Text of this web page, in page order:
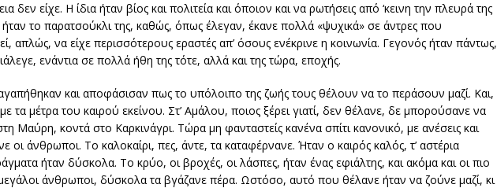
είχε. Η ίδια ήταν βίος και πολιτεία και όποιον και να ρωτήσεις από ‘κεινη την πλευρά της
το παρατσούκλι της, καθώς, όπως έλεγαν, έκανε πολλά «ψυχικά» σε άντρες που
απλώς, να είχε περισσότερους εραστές απ’ όσους ενέκρινε η κοινωνία. Γεγονός ήταν πάντως,
ενάντια σε πολλά ήθη της τότε, αλλά και της τώρα, εποχής.
και αποφάσισαν πως το υπόλοιπο της ζωής τους θέλουν να το περάσουν μαζί. Και,
μέτρα του καιρού εκείνου. Στ’ Αμάλου, ποιος ξέρει γιατί, δεν θέλανε, δε μπορούσανε να
Μαύρη, κοντά στο Καρκινάγρι. Τώρα μη φανταστείς κανένα σπίτι κανονικό, με ανέσεις και
άνθρωποι. Το καλοκαίρι, πες, άντε, τα καταφέρνανε. Ήταν ο καιρός καλός, τ’ αστέρια
ήταν δύσκολα. Το κρύο, οι βροχές, οι λάσπες, ήταν ένας εφιάλτης, και ακόμα και οι πιο
άνθρωποι, δύσκολα τα βγάζανε πέρα. Ωστόσο, αυτό που θέλανε ήταν να ζούνε μαζί, κι